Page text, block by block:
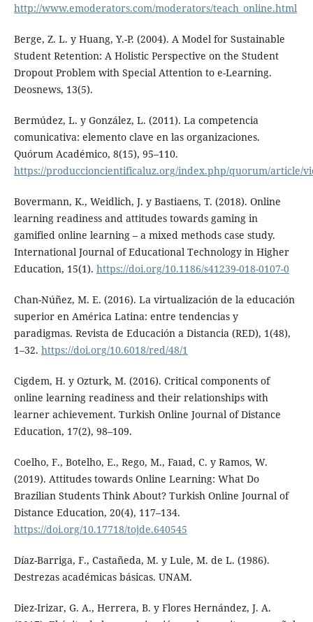
http://www.emoderators.com/moderators/teach_online.html
Berge, Z. L. y Huang, Y.-P. (2004). A Model for Sustainable
Student Retention: A Holistic Perspective on the Student
Dropout Problem with Special Attention to e-Learning.
Deosnews, 13(5).
Bermúdez, L. y González, L. (2011). La competencia
comunicativa: elemento clave en las organizaciones.
Quórum Académico, 8(15), 95–110.
https://produccioncientificaluz.org/index.php/quorum/article/
Bovermann, K., Weidlich, J. y Bastiaens, T. (2018). Online
learning readiness and attitudes towards gaming in
gamified online learning – a mixed methods case study.
International Journal of Educational Technology in Higher
Education, 15(1). https://doi.org/10.1186/s41239-018-0107-0
Chan-Núñez, M. E. (2016). La virtualización de la educación
superior en América Latina: entre tendencias y
paradigmas. Revista de Educación a Distancia (RED), 1(48),
1–32. https://doi.org/10.6018/red/48/1
Cigdem, H. y Ozturk, M. (2016). Critical components of
online learning readiness and their relationships with
learner achievement. Turkish Online Journal of Distance
Education, 17(2), 98–109.
Coelho, F., Botelho, E., Rego, M., Faıad, C. y Ramos, W.
(2019). Attitudes towards Online Learning: What Do
Brazilian Students Think About? Turkish Online Journal of
Distance Education, 20(4), 117–134.
https://doi.org/10.17718/tojde.640545
Díaz-Barriga, F., Castañeda, M. y Lule, M. de L. (1986).
Destrezas académicas básicas. UNAM.
Diez-Irizar, G. A., Herrera, B. y Flores Hernández, J. A.